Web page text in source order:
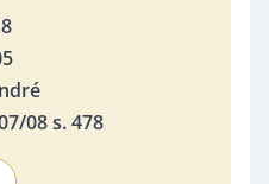
08 s. 478